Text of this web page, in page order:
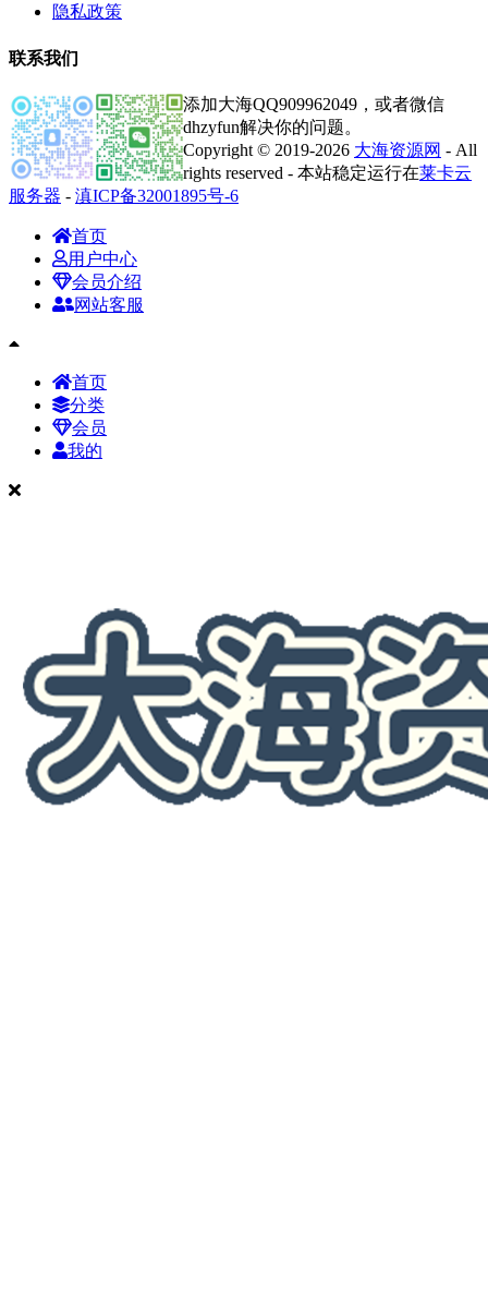
隐私政策
联系我们
添加大海QQ909962049，或者微信
dhzyfun解决你的问题。
Copyright © 2019-2026 大海资源网 - All
rights reserved - 本站稳定运行在莱卡云
服务器 - 滇ICP备32001895号-6
首页
用户中心
会员介绍
网站客服
首页
分类
会员
我的